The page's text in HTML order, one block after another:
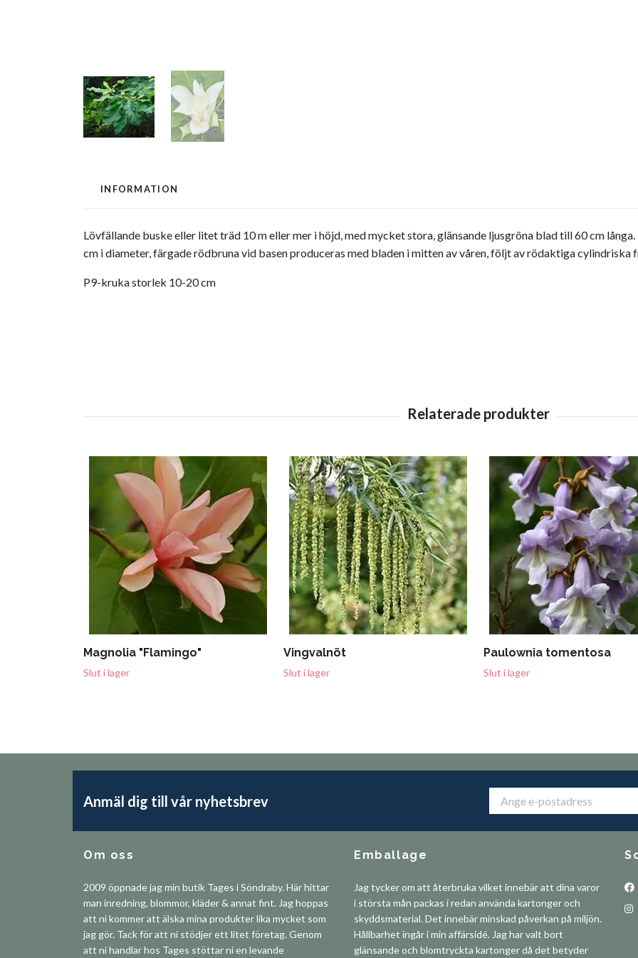
INFORMATION
Lövfällande buske eller litet träd 10 m eller mer i höjd, med mycket stora, glänsande ljusgröna blad till 60 cm
cm i diameter, färgade rödbruna vid basen produceras med bladen i mitten av våren, följt av rödaktiga
P9-kruka storlek 10-20 cm
Magnolia "Flamingo"
Slut i lager
Vingvalnöt
Slut i lager
Paulownia tomentosa
Slut i lager
Anmäl dig till vår nyhetsbrev
Om oss
2009 öppnade jag min butik Tages i Söndraby. Här hittar
man inredning, blommor, kläder & annat fint. Jag hoppas
att ni kommer att älska mina produkter lika mycket som
jag gör. Tack för att ni stödjer ett litet företag. Genom
att ni handlar hos Tages stöttar ni en levande
Emballage
Jag tycker om att återbruka vilket innebär att dina varor
i största mån packas i redan använda kartonger och
skyddsmaterial. Det innebär minskad påverkan på miljön.
Hållbarhet ingår i min affärsidé. Jag har valt bort
glänsande och blomtryckta kartonger då det betyder